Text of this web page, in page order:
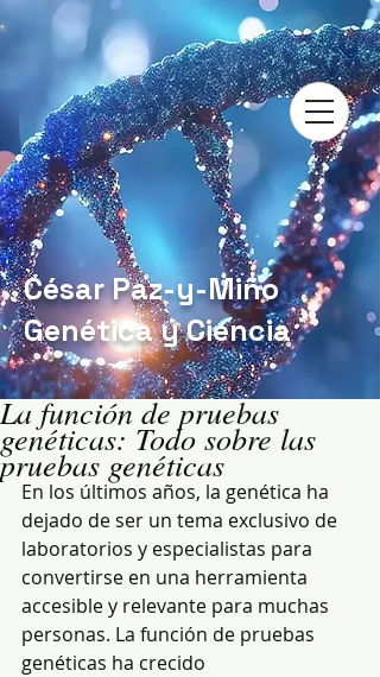
César Paz-y-Miño
Genética y Ciencia
La función de pruebas
genéticas: Todo sobre las
pruebas genéticas
En los últimos años, la genética ha
dejado de ser un tema exclusivo de
laboratorios y especialistas para
convertirse en una herramienta
accesible y relevante para muchas
personas. La función de pruebas
genéticas ha crecido